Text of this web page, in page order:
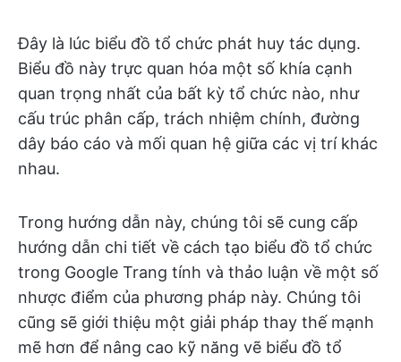
Đây là lúc biểu đồ tổ chức phát huy tác dụng.
Biểu đồ này trực quan hóa một số khía cạnh
quan trọng nhất của bất kỳ tổ chức nào, như
cấu trúc phân cấp, trách nhiệm chính, đường
dây báo cáo và mối quan hệ giữa các vị trí khác
nhau.
Trong hướng dẫn này, chúng tôi sẽ cung cấp
hướng dẫn chi tiết về cách tạo biểu đồ tổ chức
trong Google Trang tính và thảo luận về một số
nhược điểm của phương pháp này. Chúng tôi
cũng sẽ giới thiệu một giải pháp thay thế mạnh
mẽ hơn để nâng cao kỹ năng vẽ biểu đồ tổ